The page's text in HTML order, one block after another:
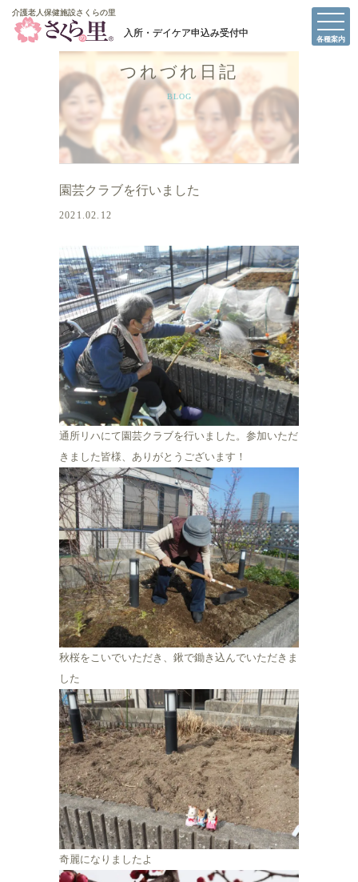
各種案内
介護老人保健施設さくらの里
介護老人保健施設さくらの里
つれづれ日記
BLOG
園芸クラブを行いました
2021.02.12
通所リハにて園芸クラブを行いました。参加いただ
きました皆様、ありがとうございます！
秋桜をこいでいただき、鍬で鋤き込んでいただきま
した
奇麗になりましたよ